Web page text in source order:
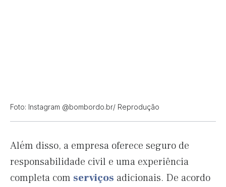
Foto: Instagram @bombordo.br/ Reprodução
Além disso, a empresa oferece seguro de
responsabilidade civil e uma experiência
completa com serviços adicionais. De acordo